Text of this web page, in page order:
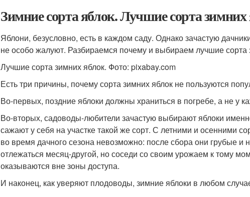
Зимние сорта яблок. Лучшие сорта зимних
Яблони, безусловно, есть в каждом саду. Однако зачастую
не особо жалуют. Разбираемся почему и выбираем лучшие сорта
Лучшие сорта зимних яблок. Фото: pixabay.com
Есть три причины, почему сорта зимних яблок не пользуются
Во-первых, поздние яблоки должны храниться в погребе, а не у
Во-вторых, садоводы-любители зачастую выбирают яблоки
сажают у себя на участке такой же сорт. С летними и осенними
во время дачного сезона невозможно: после сбора они грубые и
отлежаться месяц-другой, но соседи со своим урожаем к тому
оказываются вне зоны доступа.
И наконец, как уверяют плодоводы, зимние яблоки в любом